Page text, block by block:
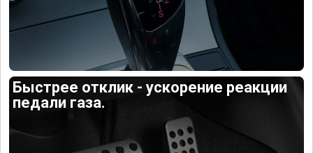
Быстрее отклик - ускорение реакции
педали газа.